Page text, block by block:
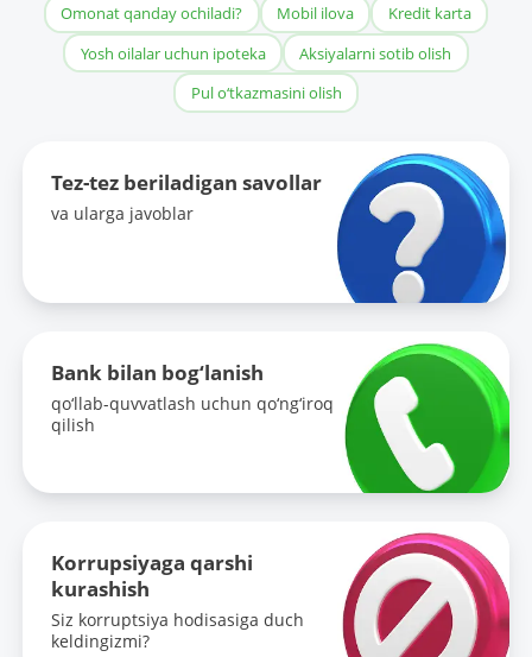
Omonat qanday ochiladi? Mobil ilova
Kredit karta
Yosh oilalar uchun ipoteka
Aksiyalarni sotib olish
Pul o‘tkazmasini olish
Tez-tez beriladigan savollar
va ularga javoblar
Bank bilan bog‘lanish
qo‘llab-quvvatlash uchun qo‘ng‘iroq
qilish
Korrupsiyaga qarshi
kurashish
Siz korruptsiya hodisasiga duch
keldingizmi?